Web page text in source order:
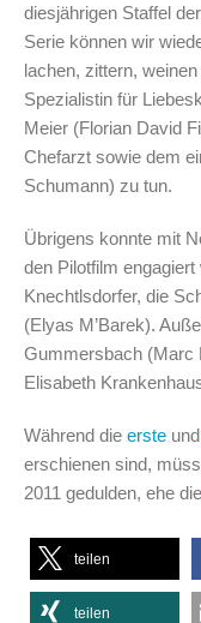
diesjährigen Staffel
Serie können wir
lachen, zittern,
Spezialistin für
Meier (Florian David
Chefarzt sowie dem
Schumann) zu tun.
Übrigens konnte mit
den Pilotfilm
Knechtlsdorfer, die
(Elyas M’Barek).
Gummersbach (Marc
Elisabeth
Während die erste und
erschienen sind,
2011 gedulden, ehe die
teilen
teilen